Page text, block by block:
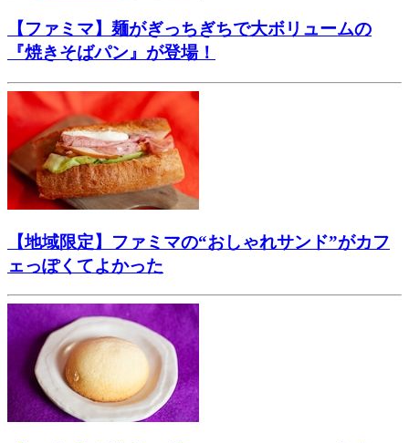
【ファミマ】麺がぎっちぎちで大ボリュームの
『焼きそばパン』が登場！
【地域限定】ファミマの“おしゃれサンド”がカフ
ェっぽくてよかった